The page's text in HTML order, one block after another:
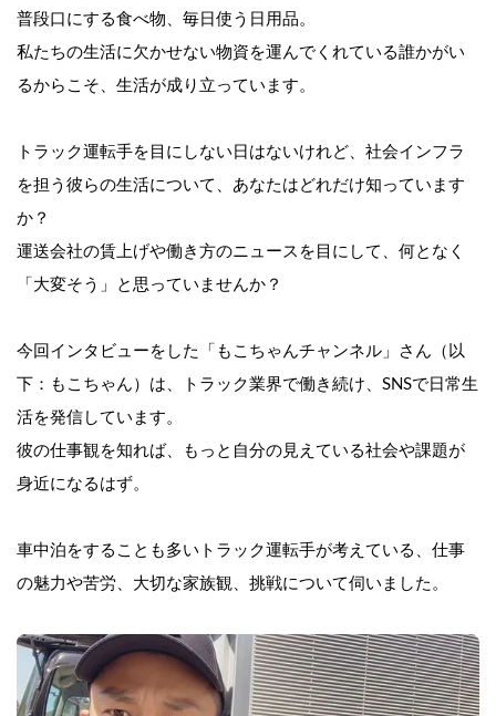
普段口にする食べ物、毎日使う日用品。
私たちの生活に欠かせない物資を運んでくれている誰かがい
るからこそ、生活が成り立っています。
トラック運転手を目にしない日はないけれど、社会インフラ
を担う彼らの生活について、あなたはどれだけ知っています
か？
運送会社の賃上げや働き方のニュースを目にして、何となく
「大変そう」と思っていませんか？
今回インタビューをした「もこちゃんチャンネル」さん（以
下：もこちゃん）は、トラック業界で働き続け、SNSで日常生
活を発信しています。
彼の仕事観を知れば、もっと自分の見えている社会や課題が
身近になるはず。
車中泊をすることも多いトラック運転手が考えている、仕事
の魅力や苦労、大切な家族観、挑戦について伺いました。